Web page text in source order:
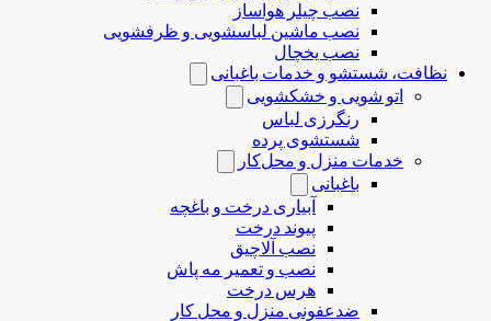
نصب چیلر هواساز
نصب ماشین لباسشویی و ظرفشویی
نصب یخچال
نظافت، شستشو و خدمات باغبانی
اتو شویی و خشکشویی
رنگرزی لباس
شستشوی پرده
خدمات منزل و محل‌کار
باغبانی
آبیاری درخت و باغچه
پیوند درخت
نصب آلاچیق
نصب و تعمیر مه پاش
هرس درخت
ضدعفونی منزل و محل کار